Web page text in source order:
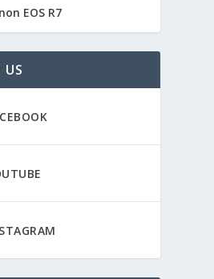
EOS R7
US